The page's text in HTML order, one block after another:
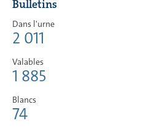
Bulletins
Dans l'urne
2 011
Valables
1 885
Blancs
74